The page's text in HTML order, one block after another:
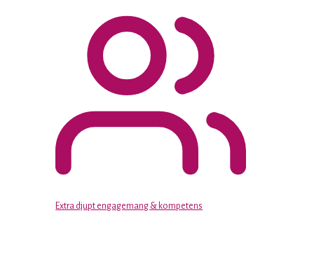
Extra djupt engagemang & kompetens